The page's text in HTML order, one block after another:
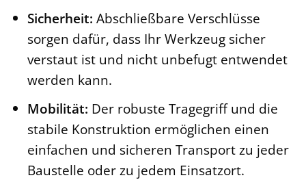
Sicherheit: Abschließbare Verschlüsse
sorgen dafür, dass Ihr Werkzeug sicher
verstaut ist und nicht unbefugt entwendet
werden kann.
Mobilität: Der robuste Tragegriff und die
stabile Konstruktion ermöglichen einen
einfachen und sicheren Transport zu jeder
Baustelle oder zu jedem Einsatzort.